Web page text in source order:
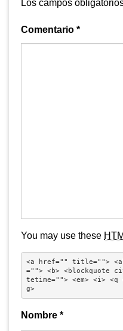
Los campos
Comentario *
You may use these
<a href="" title="">
=""> <b> <blockquote
tetime=""> <em> <i>
g>
Nombre *